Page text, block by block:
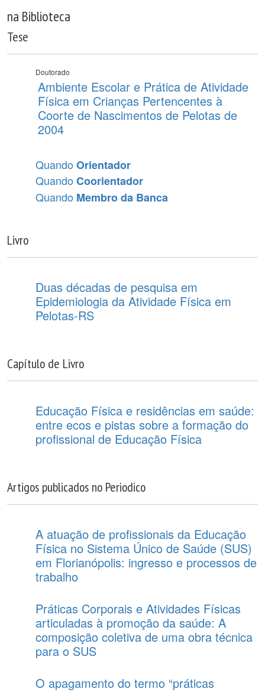
na Biblioteca
Tese
Doutorado
Ambiente Escolar e Prática de Atividade
Física em Crianças Pertencentes à
Coorte de Nascimentos de Pelotas de
2004
Quando Orientador
Quando Coorientador
Quando Membro da Banca
Livro
Duas décadas de pesquisa em
Epidemiologia da Atividade Física em
Pelotas-RS
Capítulo de Livro
Educação Física e residências em saúde:
entre ecos e pistas sobre a formação do
profissional de Educação Física
Artigos publicados no Periodico
A atuação de profissionais da Educação
Física no Sistema Único de Saúde (SUS)
em Florianópolis: ingresso e processos de
trabalho
Práticas Corporais e Atividades Físicas
articuladas à promoção da saúde: A
composição coletiva de uma obra técnica
para o SUS
O apagamento do termo “práticas